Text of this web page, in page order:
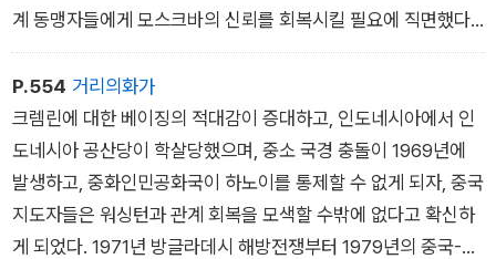
계 동맹자들에게 모스크바의 신뢰를 회복시킬 필요에 직면했다.
한편 중국 지도자들은 처참한 대약진운동의 경험을 잊어버리고
제3세계 혁명 프로젝트의 리더십에 대한 그들의 권리 주장을 강
화하기를 바랐다. 1960년대라는 새로운 10년이 시작되면서 베
이징도, 모스크바도 비서방 세계에서 자신들의 위상을 드높이기
위해 교묘하게 움직였다.
P.554 거리의화가
크렘린에 대한 베이징의 적대감이 증대하고, 인도네시아에서 인
도네시아 공산당이 학살당했으며, 중소 국경 충돌이 1969년에
발생하고, 중화인민공화국이 하노이를 통제할 수 없게 되자, 중국
지도자들은 워싱턴과 관계 회복을 모색할 수밖에 없다고 확신하
게 되었다. 1971년 방글라데시 해방전쟁부터 1979년의 중국-베